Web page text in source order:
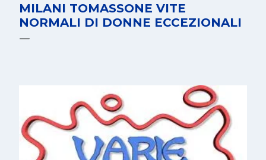
MILANI TOMASSONE VITE
NORMALI DI DONNE ECCEZIONALI